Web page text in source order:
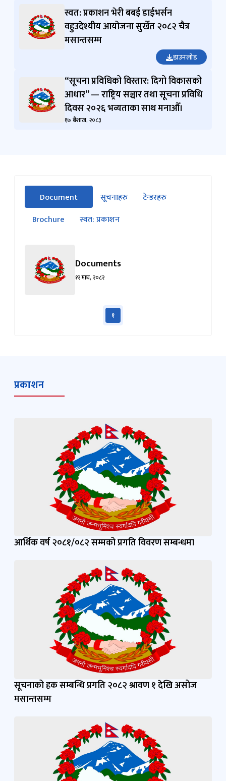
स्वत: प्रकाशन भेरी बबई डाईभर्सन
वहुउदेश्यीय आयोजना सुर्खेत २०८२ चैत्र
मसान्तसम्म
डाउनलोड
“सूचना प्रविधिको विस्तार: दिगो विकासको
आधार” — राष्ट्रिय सञ्चार तथा सूचना प्रविधि
दिवस २०२६ भव्यताका साथ मनाऔँ।
१७ बैशाख, २०८३
सीधा
पहिलो
ट्याबको
Document
(सक्रिय ट्याब)
सूचनाहरु
टेन्डरहरु
Brochure
स्वत: प्रकाशन
Documents
१२ माघ, २०८२
१
प्रकाशन
आर्थिक वर्ष २०८१/०८२ सम्मको प्रगति विवरण सम्बन्धमा
सूचनाको हक सम्बन्धि प्रगति २०८२ श्रावण १ देखि असोज
मसान्तसम्म